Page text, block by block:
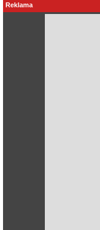
Reklama